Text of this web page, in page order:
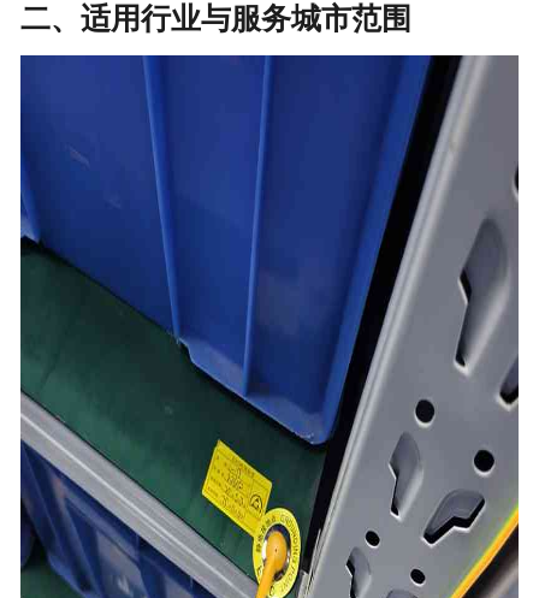
二、适用行业与服务城市范围